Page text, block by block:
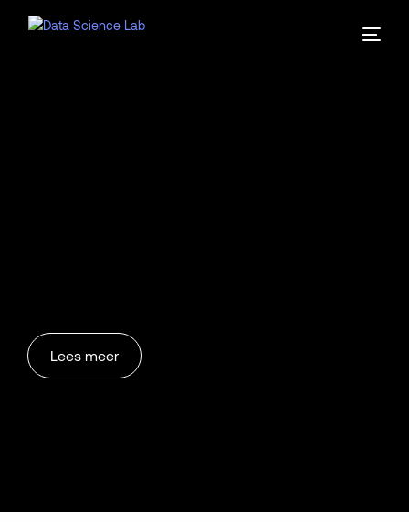
Lees meer